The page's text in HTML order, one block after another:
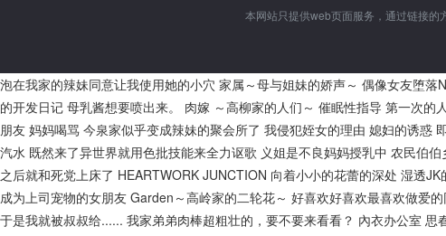
本网站只提供web页面服务，通过链接的
泡在我家的辣妹同意让我使用她的小穴 家属～母与姐妹的娇声～ 偶像女友堕落
的开发日记 母乳酱想要喷出来。 肉嫁 ～高柳家的人们～ 催眠性指导 第一次的
朋友 妈妈喝骂 今泉家似乎变成辣妹的聚会所了 我侵犯姪女的理由 媳妇的诱惑
汽水 既然来了异世界就用色批技能来全力讴歌 义姐是不良妈妈授乳中 农民伯伯
之后就和死党上床了 HEARTWORK JUNCTION 向着小小的花蕾的深处 湿透JK
成为上司宠物的女朋友 Garden～高岭家的二轮花～ 好喜欢好喜欢最喜欢做爱
于是我就被叔叔给...... 我家弟弟肉棒超粗壮的，要不要来看看？ 內衣办公室 思